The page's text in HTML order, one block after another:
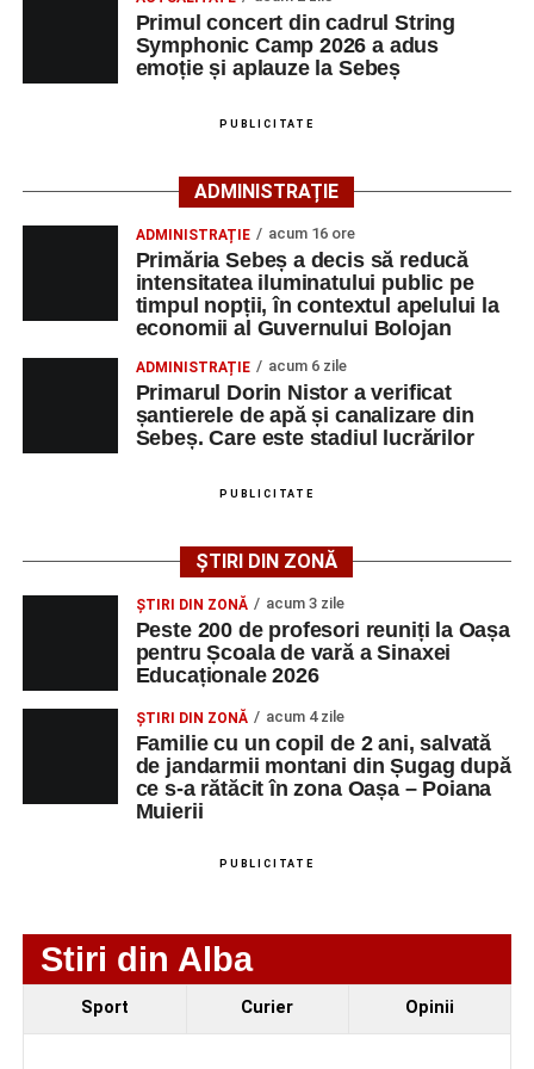
Adaugă-ne ca sursă preferată
Urmărește-ne pe Google News
Primăria Sebeș a decis să reducă intensitatea
iluminatului public pe timpul nopții, în contextul
apelului la economii al Guvernului Bolojan
Duminică, 23 august 2026, Râpa Roșie găzduiește
cea de-a III-a ediție a concursului „CicloAventurier
de Sebeș”
Primul concert din cadrul String Symphonic Camp
2026 a adus emoție și aplauze la Sebeș
participă, timp de o săptămână, la cursuri de
perfecționare, repetiții și activități artistice desfășurate sub
îndrumarea unor profesori și mentori.
au venit la Sebeș și au susținut un recital apreciat de
tinerilor muzicieni și munca depusă în cadrul taberei, iar
spectatorii au răsplătit prestațiile cu aplauze îndelungate.
Evenimentul face parte din programulString Symphonic
Camp 2026, proiect susținut de Rotary Club Alba Iulia
care urmărește să ofere tinerilor muzicieni oportunitatea
Primul concert din cadrul String
Symphonic Camp 2026 a adus
emoție și aplauze la Sebeș
PUBLICITATE
ADMINISTRAȚIE
ADMINISTRAȚIE acum 16 ore
Primăria Sebeș a decis să reducă
intensitatea iluminatului public pe
timpul nopții, în contextul apelului la
economii al Guvernului Bolojan
ADMINISTRAȚIE acum 6 zile
Primarul Dorin Nistor a verificat
șantierele de apă și canalizare din
Sebeș. Care este stadiul lucrărilor
PUBLICITATE
ȘTIRI DIN ZONĂ
ȘTIRI DIN ZONĂ acum 3 zile
Peste 200 de profesori reuniți la Oașa
pentru Școala de vară a Sinaxei
Educaționale 2026
ȘTIRI DIN ZONĂ acum 4 zile
Familie cu un copil de 2 ani, salvată
de jandarmii montani din Șugag după
ce s-a rătăcit în zona Oașa – Poiana
Muierii
PUBLICITATE
Stiri din Alba
Sport Curier Opinii